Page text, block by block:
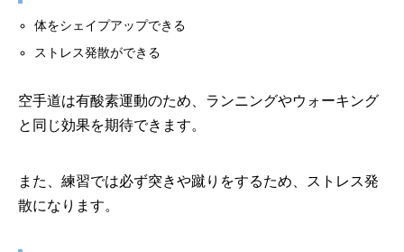
体をシェイプアップできる
ストレス発散ができる
空手道は有酸素運動のため、ランニングやウォーキング
と同じ効果を期待できます。
また、練習では必ず突きや蹴りをするため、ストレス発
散になります。